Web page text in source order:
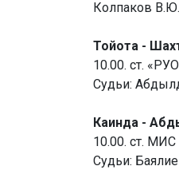
Колпаков В.Ю.
Тойота -
10.00. ст.
Судьи:
Каинда -
10.00. ст. МИС
Судьи: